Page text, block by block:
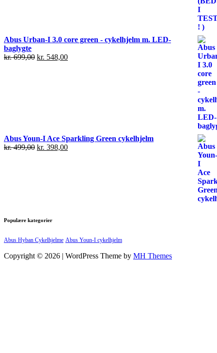
Abus Urban-I 3.0 core green - cykelhjelm m. LED-
baglygte
kr.699,00 kr. 548,00
Abus Youn-I Ace Sparkling Green cykelhjelm
kr.499,00 kr. 398,00
Populære kategorier
Abus Hyban Cykelhjelme Abus Youn-I cykelhjelm
Copyright © 2026 | WordPress Theme by MH Themes